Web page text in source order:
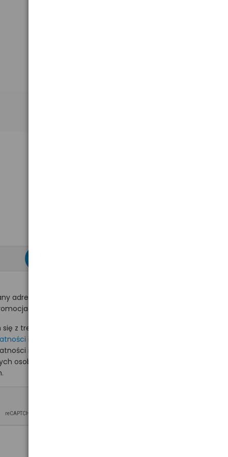
adres e-mail
na hurt.com.pl.
z treścią i akceptuję
i wyrażam zgodę
osobowych na